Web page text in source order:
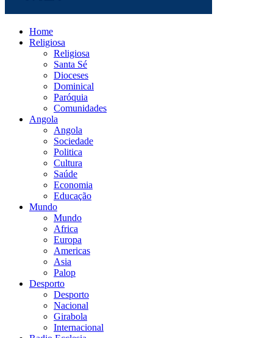
Home
Religiosa
Religiosa
Santa Sé
Dioceses
Dominical
Paróquia
Comunidades
Angola
Angola
Sociedade
Politica
Cultura
Saúde
Economia
Educação
Mundo
Mundo
Africa
Europa
Americas
Asia
Palop
Desporto
Desporto
Nacional
Girabola
Internacional